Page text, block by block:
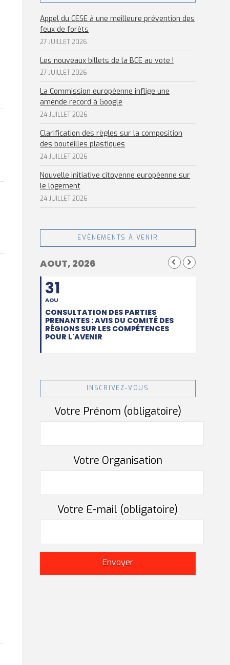
Appel du CESE à une meilleure prévention des
feux de forêts
27 JUILLET 2026
Les nouveaux billets de la BCE au vote !
27 JUILLET 2026
La Commission européenne inflige une
amende record à Google
24 JUILLET 2026
Clarification des règles sur la composition
des bouteilles plastiques
24 JUILLET 2026
Nouvelle initiative citoyenne européenne sur
le logement
24 JUILLET 2026
EVÈNEMENTS À VENIR
AOUT, 2026
31
AOU
CONSULTATION DES PARTIES
PRENANTES : AVIS DU COMITÉ DES
RÉGIONS SUR LES COMPÉTENCES
POUR L'AVENIR
INSCRIVEZ-VOUS
Votre Prénom (obligatoire)
Votre Organisation
Votre E-mail (obligatoire)